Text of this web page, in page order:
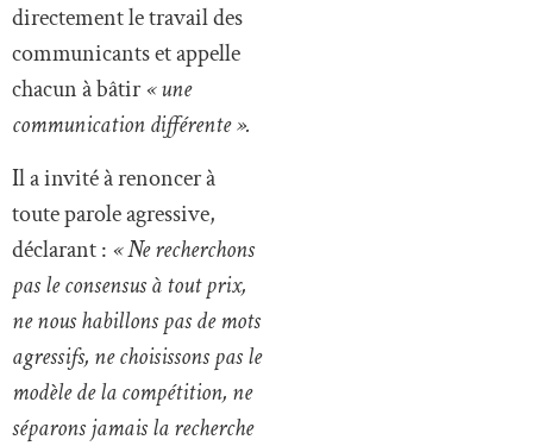
directement le travail des
communicants et appelle
chacun à bâtir« une
communication différente ».
Il a invité à renoncer à
toute parole agressive,
déclarant : « Ne recherchons
pas le consensus à tout prix,
ne nous habillons pas de mots
agressifs, ne choisissons pas le
modèle de la compétition, ne
séparons jamais la recherche